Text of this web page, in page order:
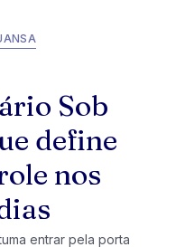
Sob
define
nos
entrar pela porta